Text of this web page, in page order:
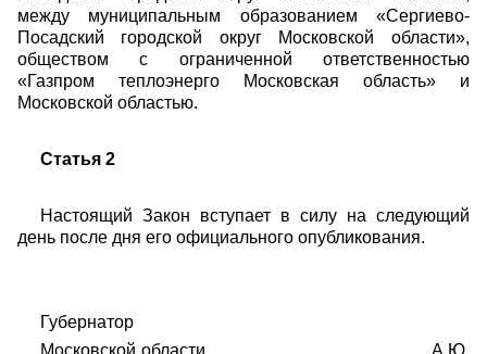
между муниципальным образованием «Сергиево-
Посадский городской округ Московской области»,
обществом с ограниченной ответственностью
«Газпром теплоэнерго Московская область» и
Московской областью.
Статья 2
Настоящий Закон вступает в силу на следующий
день после дня его официального опубликования.
Губернатор
Московской области А.Ю.